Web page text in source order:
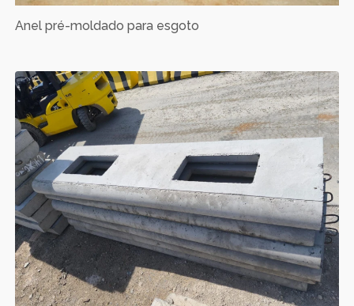
Anel pré-moldado para esgoto